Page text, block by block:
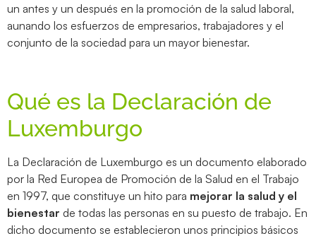
un antes y un después en la promoción de la salud laboral,
aunando los esfuerzos de empresarios, trabajadores y el
conjunto de la sociedad para un mayor bienestar.
Qué es la Declaración de
Luxemburgo
La Declaración de Luxemburgo es un documento elaborado
por la Red Europea de Promoción de la Salud en el Trabajo
en 1997, que constituye un hito para mejorar la salud y el
bienestar de todas las personas en su puesto de trabajo. En
dicho documento se establecieron unos principios básicos